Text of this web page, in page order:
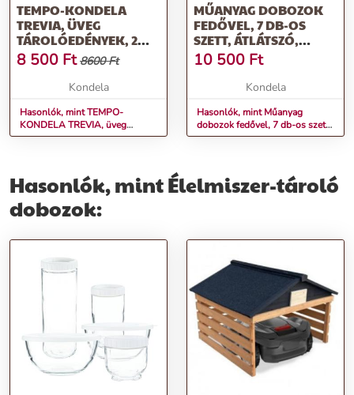
TEMPO-KONDELA
TREVIA, ÜVEG
TÁROLÓEDÉNYEK, 2
DB-OS SZETT, FÜLLEL,
ÜVEG/BAMBUSZ
8 500 Ft 8600 Ft
Kondela
Hasonlók, mint TEMPO-
KONDELA TREVIA, üveg
tárolóedények, 2 db-os szett,
MŰANYAG DOBOZOK
FEDŐVEL, 7 DB-OS
SZETT, ÁTLÁTSZÓ,
HARLEM
10 500 Ft
Kondela
Hasonlók, mint Műanyag
dobozok fedővel, 7 db-os szett,
átlátszó, HARLEM
Hasonlók, mint Élelmiszer-tároló
dobozok: